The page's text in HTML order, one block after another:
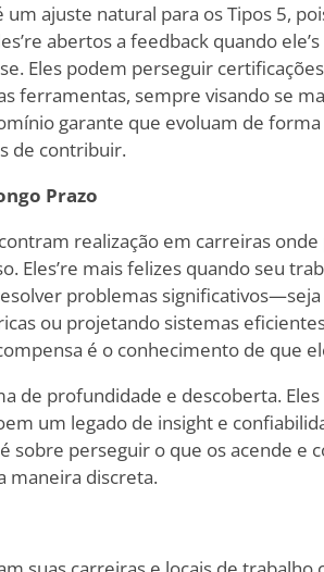
ajuste natural para os Tipos 5,
’re abertos a feedback quando ele’
Eles podem perseguir
ferramentas, sempre visando se
garante que evoluam de
de contribuir.
Prazo
realização em carreiras
Eles’re mais felizes quando seu
problemas significativos—seja
ou projetando sistemas
é o conhecimento de que
de profundidade e descoberta.
um legado de insight e
sobre perseguir o que os acende e
maneira discreta.